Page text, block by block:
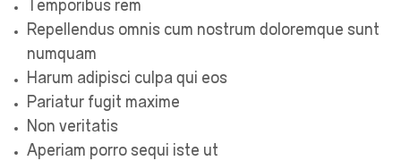
Temporibus rem
Repellendus omnis cum nostrum doloremque sunt
numquam
Harum adipisci culpa qui eos
Pariatur fugit maxime
Non veritatis
Aperiam porro sequi iste ut